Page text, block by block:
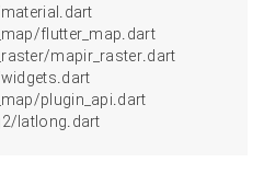
flutter_map.dart’;
mapir_raster.dart’;
plugin_api.dart’;
latlong.dart’;